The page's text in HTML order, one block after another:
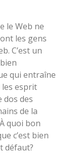
le Web ne
les gens
C’est un
qui entraîne
les esprit
des
de la
quoi bon
c’est bien
défaut?